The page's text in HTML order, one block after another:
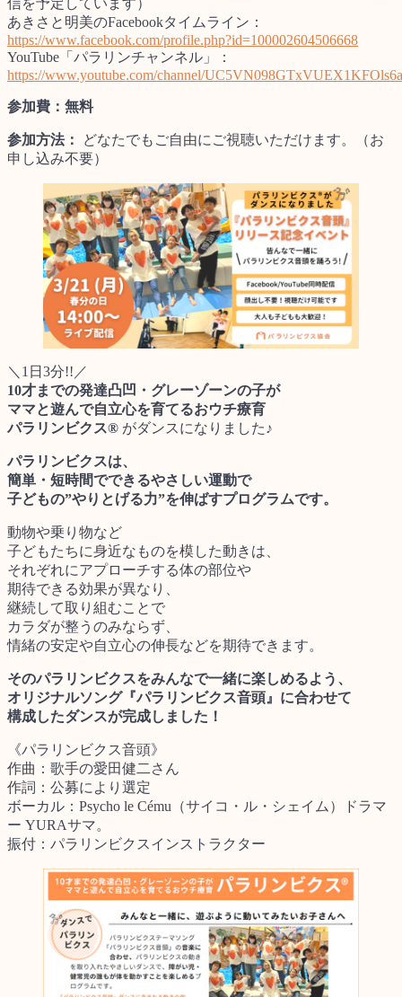
信を予定しています）
あきさと明美のFacebookタイムライン：
https://www.facebook.com/profile.php?id=100002604506668
YouTube「パラリンチャンネル」：
https://www.youtube.com/channel/
参加費：無料
参加方法：
どなたでもご自由にご視聴いただけます。（お
申し込み不要）
＼1日3分!!／
10才までの発達凸凹・グレーゾーンの子が
ママと遊んで自立心を育てるおウチ療育
パラリンビクス® がダンスになりました♪
パラリンビクスは、
簡単・短時間でできるやさしい運動で
子どもの”やりとげる力”を伸ばすプログラムです。
動物や乗り物など
子どもたちに身近なものを模した動きは、
それぞれにアプローチする体の部位や
期待できる効果が異なり、
継続して取り組むことで
カラダが整うのみならず、
情緒の安定や自立心の伸長などを期待できます。
そのパラリンビクスをみんなで一緒に楽しめるよう、
オリジナルソング『パラリンビクス音頭』に合わせて
構成したダンスが完成しました！
《パラリンビクス音頭》
作曲：歌手の愛田健二さん
作詞：公募により選定
ボーカル：Psycho le Cému（サイコ・ル・シェイム）ドラマ
ー YURAサマ。
振付：パラリンビクスインストラクター